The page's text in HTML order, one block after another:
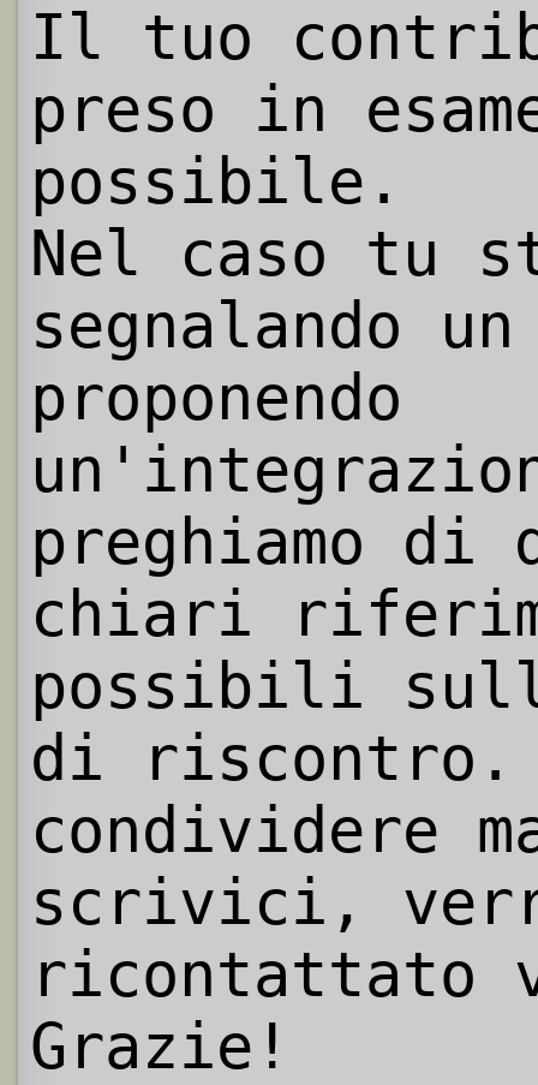
Il tuo
preso in
possibile.
Nel caso tu
segnalando
proponendo
preghiamo
chiari
possibili
di riscontro.
condividere
scrivici,
ricontattato
Grazie!